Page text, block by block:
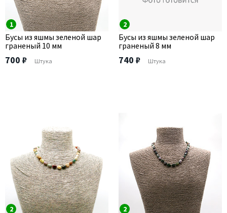
1
Бусы из яшмы зеленой шар
граненый 10 мм
700 ₽ Штука
2
Бусы из яшмы зеленой шар
граненый 8 мм
740 ₽ Штука
2 2